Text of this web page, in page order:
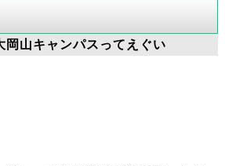
山キャンパスってえぐい